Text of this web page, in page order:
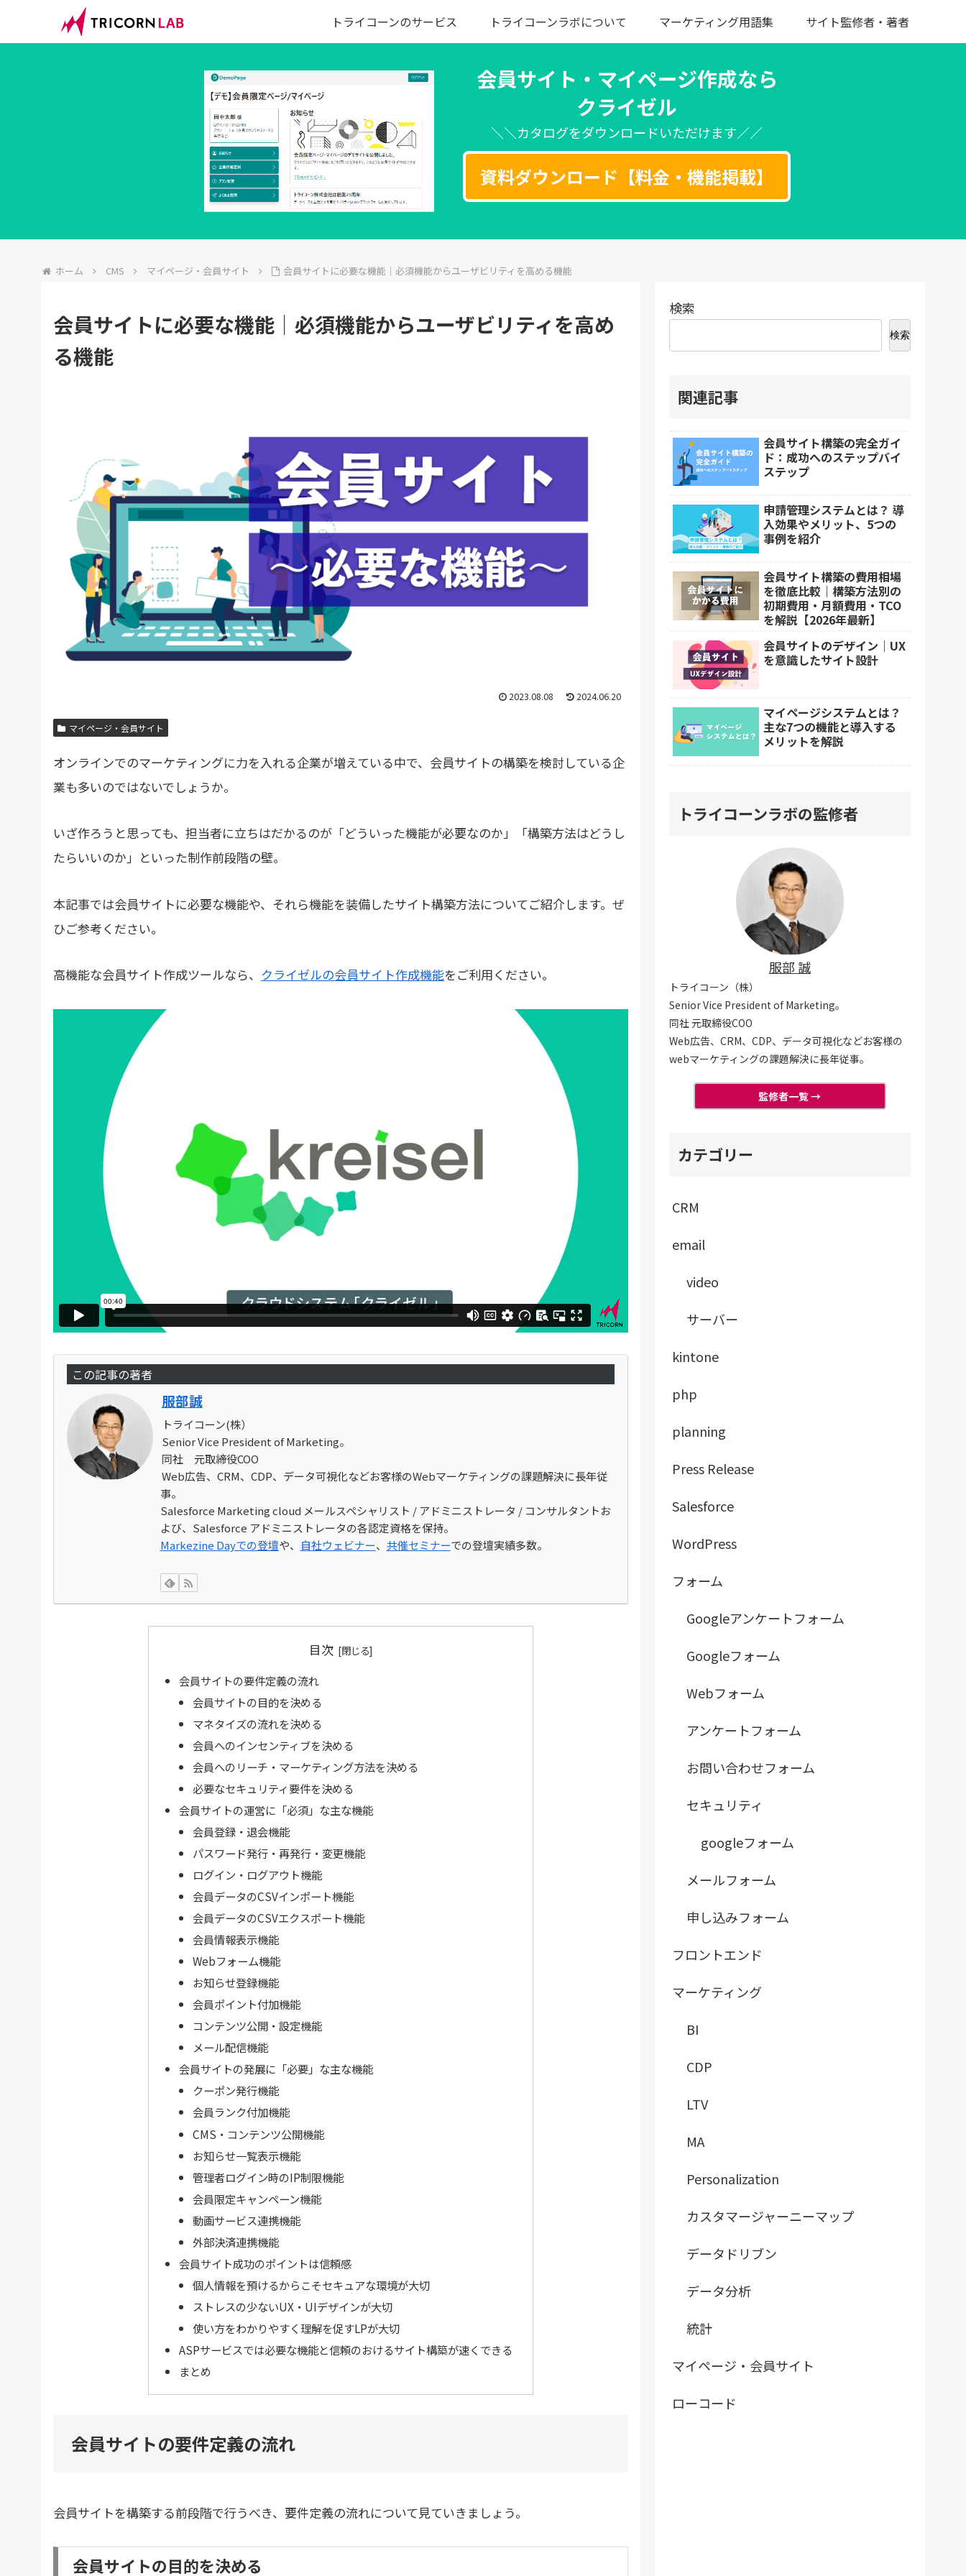
トライコーンのサービス トライコーンラボについて マーケティング用語集 サイト監修者・著者
会員サイト・マイページ作成なら
クライゼル
＼＼カタログをダウンロードいただけます／／
資料ダウンロード【料金・機能掲載】
ホーム CMS マイページ・会員サイト 会員サイトに必要な機能｜必須機能からユーザビリティを高める機能
会員サイトに必要な機能｜必須機能からユーザビリティを高め
る機能
2023.08.08 2024.06.20
マイページ・会員サイト
オンラインでのマーケティングに力を入れる企業が増えている中で、会員サイトの構築を検討している企
業も多いのではないでしょうか。
いざ作ろうと思っても、担当者に立ちはだかるのが「どういった機能が必要なのか」「構築方法はどうし
たらいいのか」といった制作前段階の壁。
本記事では会員サイトに必要な機能や、それら機能を装備したサイト構築方法についてご紹介します。ぜ
ひご参考ください。
高機能な会員サイト作成ツールなら、 クライゼルの会員サイト作成機能をご利用ください。
この記事の著者
服部誠
トライコーン(株）
Senior Vice President of Marketing。
同社 元取締役COO
Web広告、CRM、CDP、データ可視化などお客様のWebマーケティングの課題解決に長年従
事。
Salesforce Marketing cloud メールスペシャリスト / アドミニストレータ / コンサルタントお
よび、Salesforce アドミニストレータの各認定資格を保持。
Markezine Dayでの登壇や、 自社ウェビナー、 共催セミナーでの登壇実績多数。
目次
会員サイトの要件定義の流れ
会員サイトの目的を決める
マネタイズの流れを決める
会員へのインセンティブを決める
会員へのリーチ・マーケティング方法を決める
必要なセキュリティ要件を決める
会員サイトの運営に「必須」な主な機能
会員登録・退会機能
パスワード発行・再発行・変更機能
ログイン・ログアウト機能
会員データのCSVインポート機能
会員データのCSVエクスポート機能
会員情報表示機能
Webフォーム機能
お知らせ登録機能
会員ポイント付加機能
コンテンツ公開・設定機能
メール配信機能
会員サイトの発展に「必要」な主な機能
クーポン発行機能
会員ランク付加機能
CMS・コンテンツ公開機能
お知らせ一覧表示機能
管理者ログイン時のIP制限機能
会員限定キャンペーン機能
動画サービス連携機能
外部決済連携機能
会員サイト成功のポイントは信頼感
個人情報を預けるからこそセキュアな環境が大切
ストレスの少ないUX・UIデザインが大切
使い方をわかりやすく理解を促すLPが大切
ASPサービスでは必要な機能と信頼のおけるサイト構築が速くできる
まとめ
会員サイトの要件定義の流れ
会員サイトを構築する前段階で行うべき、要件定義の流れについて見ていきましょう。
会員サイトの目的を決める
検索
検索
関連記事
会員サイト構築の完全ガイ
ド：成功へのステップバイ
ステップ
申請管理システムとは？ 導
入効果やメリット、5つの
事例を紹介
会員サイト構築の費用相場
を徹底比較｜構築方法別の
初期費用・月額費用・TCO
を解説【2026年最新】
会員サイトのデザイン｜UX
を意識したサイト設計
マイページシステムとは？
主な7つの機能と導入する
メリットを解説
トライコーンラボの監修者
服部 誠
トライコーン（株）
Senior Vice President of Marketing。
同社 元取締役COO
Web広告、CRM、CDP、データ可視化などお客様の
webマーケティングの課題解決に長年従事。
監修者一覧 →
カテゴリー
CRM
email
video
サーバー
kintone
php
planning
Press Release
Salesforce
WordPress
フォーム
Googleアンケートフォーム
Googleフォーム
Webフォーム
アンケートフォーム
お問い合わせフォーム
セキュリティ
googleフォーム
メールフォーム
申し込みフォーム
フロントエンド
マーケティング
BI
CDP
LTV
MA
Personalization
カスタマージャーニーマップ
データドリブン
データ分析
統計
マイページ・会員サイト
ローコード